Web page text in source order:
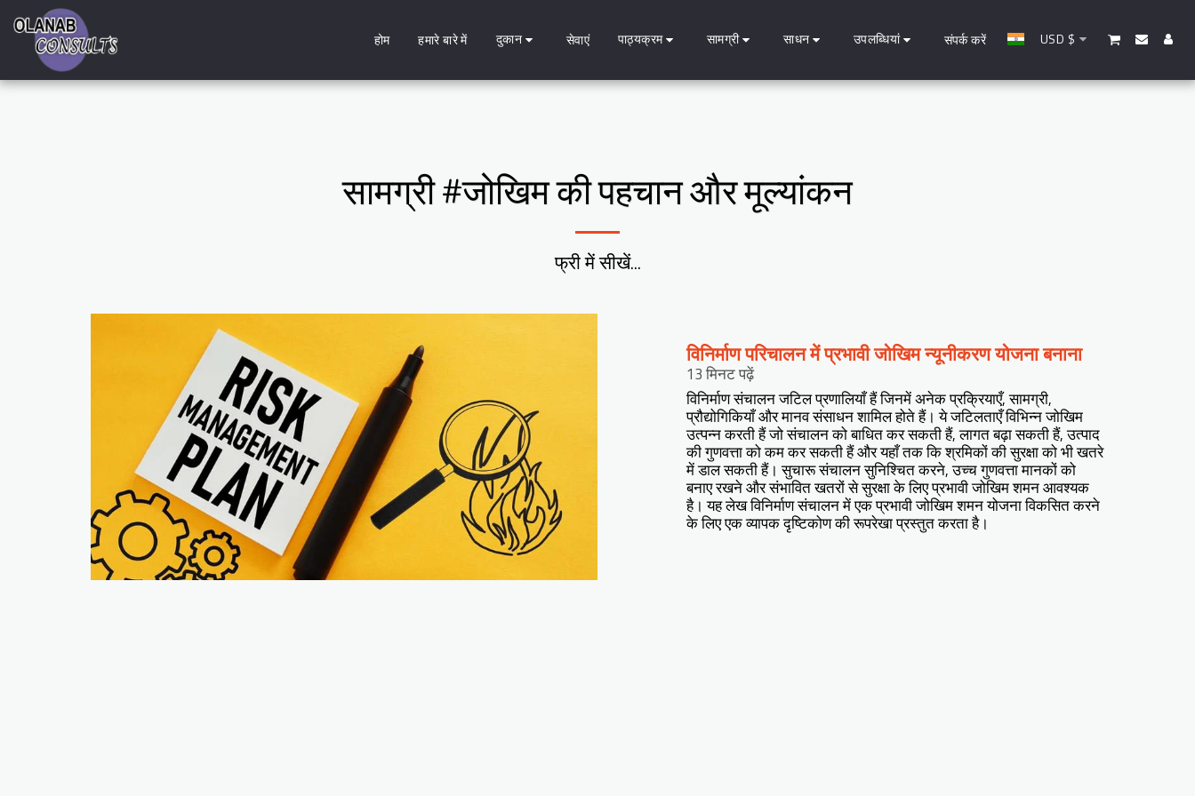
होम हमारे बारे में दुकान सेवाएं पाठ्यक्रम सामग्री साधन उपलब्धियां संपर्क करें USD $
सामग्री #जोखिम की पहचान और मूल्यांकन
फ्री में सीखें...
विनिर्माण परिचालन में प्रभावी जोखिम न्यूनीकरण योजना बनाना
13 मिनट पढ़ें
विनिर्माण संचालन जटिल प्रणालियाँ हैं जिनमें अनेक प्रक्रियाएँ, सामग्री,
प्रौद्योगिकियाँ और मानव संसाधन शामिल होते हैं। ये जटिलताएँ विभिन्न जोखिम
उत्पन्न करती हैं जो संचालन को बाधित कर सकती हैं, लागत बढ़ा सकती हैं, उत्पाद
की गुणवत्ता को कम कर सकती हैं और यहाँ तक कि श्रमिकों की सुरक्षा को भी खतरे
में डाल सकती हैं। सुचारू संचालन सुनिश्चित करने, उच्च गुणवत्ता मानकों को
बनाए रखने और संभावित खतरों से सुरक्षा के लिए प्रभावी जोखिम शमन आवश्यक
है। यह लेख विनिर्माण संचालन में एक प्रभावी जोखिम शमन योजना विकसित करने
के लिए एक व्यापक दृष्टिकोण की रूपरेखा प्रस्तुत करता है।